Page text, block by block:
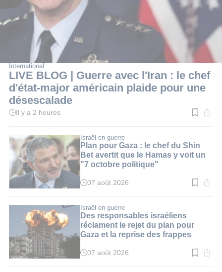
International
LIVE BLOG | Guerre avec l'Iran : le chef
d'état-major américain plaide pour une
désescalade
Temps
:
1
min.
Il y a 2 heures
Israël en guerre
Plan pour Gaza : le chef du Shin
Bet avertit que le Hamas y voit un
"7 octobre politique"
Temps
:
3
min.
07 août 2026
Israël en guerre
Des responsables israéliens
réclament le rejet du plan pour
Gaza et la reprise des frappes
Temps
07 août 2026